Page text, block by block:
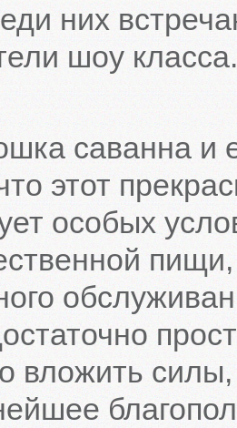
них
шоу класса.
саванна
этот
особых
вложить